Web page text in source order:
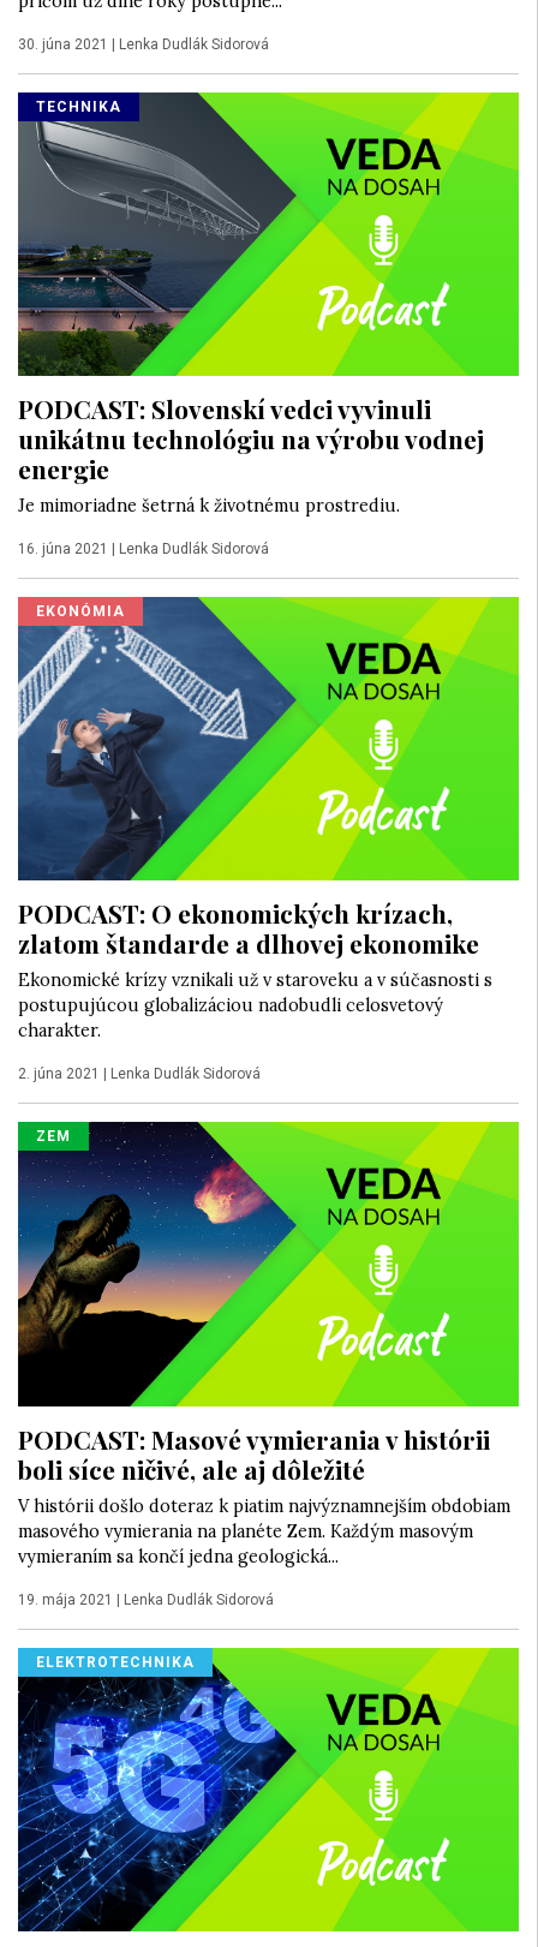
30. júna 2021 | Lenka Dudlák Sidorová
TECHNIKA
PODCAST: Slovenskí vedci vyvinuli
unikátnu technológiu na výrobu vodnej
energie
Je mimoriadne šetrná k životnému prostrediu.
16. júna 2021 Lenka Dudlák Sidorová
EKONÓMIA
PODCAST: O ekonomických krízach,
zlatom štandarde a dlhovej ekonomike
Ekonomické krízy vznikali už v staroveku a v súčasnosti s
postupujúcou globalizáciou nadobudli celosvetový
charakter.
2. júna 2021 Lenka Dudlák Sidorová
ZEM
PODCAST: Masové vymierania v histórii
boli síce ničivé, ale aj dôležité
V histórii došlo doteraz k piatim najvýznamnejším obdobiam
masového vymierania na planéte Zem. Každým masovým
vymieraním sa končí jedna geologická...
19. mája 2021 | Lenka Dudlák Sidorová
ELEKTROTECHNIKA